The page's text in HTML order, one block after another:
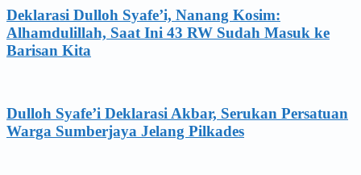
Deklarasi Dulloh Syafe’i, Nanang Kosim:
Alhamdulillah, Saat Ini 43 RW Sudah Masuk ke
Barisan Kita
Dulloh Syafe’i Deklarasi Akbar, Serukan Persatuan
Warga Sumberjaya Jelang Pilkades